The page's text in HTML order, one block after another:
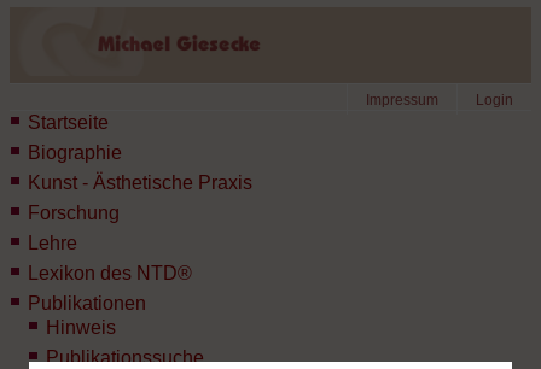
Login
Impressum
Startseite
Biographie
Kunst - Ästhetische Praxis
Forschung
Lehre
Lexikon des NTD®
Publikationen
Hinweis
Publikationssuche